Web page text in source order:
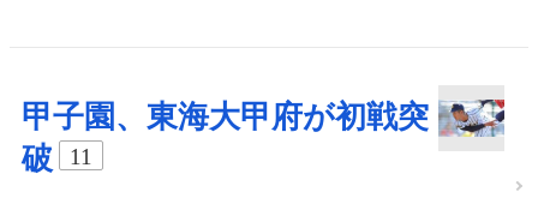
甲子園、東海大甲府が初戦突
破
11